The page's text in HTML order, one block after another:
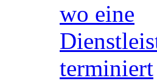
wo eine
terminiert